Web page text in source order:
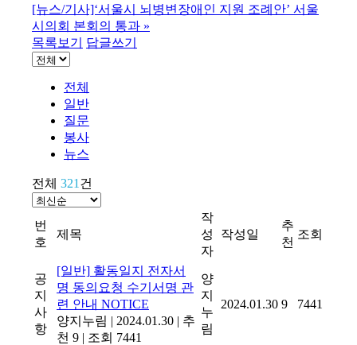
[뉴스/기사]‘서울시 뇌병변장애인 지원 조례안’ 서울
시의회 본회의 통과 »
목록보기
답글쓰기
전체
일반
질문
봉사
뉴스
전체 321 건
번
호
제목
작
성
자
작성일
추
천
조회
공
지
사
항
[일반] 활동일지 전자서
명 동의요청 수기서명 관
련 안내 NOTICE
양지누림 | 2024.01.30 | 추
천 9 | 조회 7441
양
지
누
림
2024.01.30 9 7441